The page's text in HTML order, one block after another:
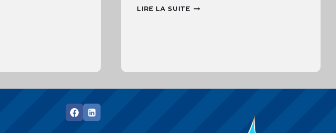
LIRE LA SUITE L’IMPORTANCE